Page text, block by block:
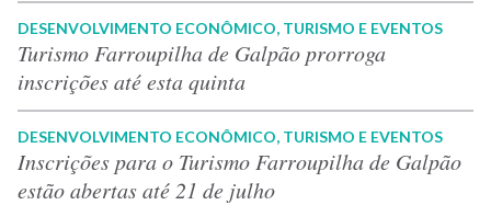
DESENVOLVIMENTO ECONÔMICO, TURISMO E EVENTOS
Turismo Farroupilha de Galpão prorroga
inscrições até esta quinta
DESENVOLVIMENTO ECONÔMICO, TURISMO E EVENTOS
Inscrições para o Turismo Farroupilha de Galpão
estão abertas até 21 de julho